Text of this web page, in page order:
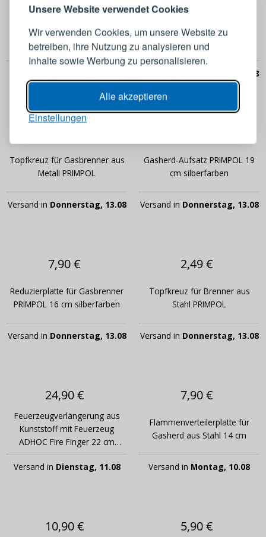
Unsere Website verwendet Cookies
Wir verwenden Cookies, um unsere Website zu
betreiben, ihre Nutzung zu analysieren und
Inhalte sowie Werbung zu personalisieren.
Alle akzeptieren
Einstellungen
Gasherd-Aufsatz aus Metall
MACIEJ 15 cm
Reduzierplatte für Gasbrenner
PRIMPOL 19 cm silberfarben
Donnerstag, 13.08
Topfkreuz für Gasbrenner aus
Metall PRIMPOL
Versand in Donnerstag, 13.08
Gasherd-Aufsatz PRIMPOL 19
cm silberfarben
Versand in Donnerstag, 13.08
7,90 €
Reduzierplatte für Gasbrenner
PRIMPOL 16 cm silberfarben
Versand in Donnerstag, 13.08
2,49 €
Topfkreuz für Brenner aus
Stahl PRIMPOL
Versand in Donnerstag, 13.08
24,90 €
Feuerzeugverlängerung aus
Kunststoff mit Feuerzeug
ADHOC Fire Finger 22 cm
schwarz
Versand in Dienstag, 11.08
7,90 €
Flammenverteilerplatte für
Gasherd aus Stahl 14 cm
Versand in Montag, 10.08
10,90 € 5,90 €
Melden Sie sich bei Ihrem
E-Mail-Adresse